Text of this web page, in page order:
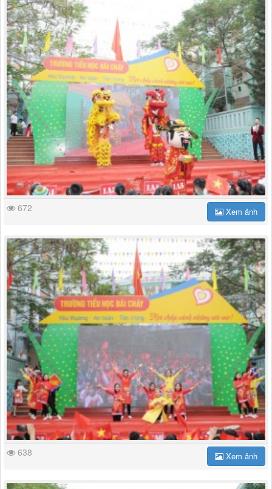
672 Xem ảnh
638 Xem ảnh